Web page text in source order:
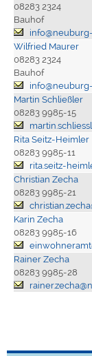
08283 2324
Bauhof
Wilfried Maurer
08283 2324
Bauhof
Martin Schließler
08283 9985-15
Rita Seitz-Heimler
08283 9985-11
rita.seitz-
Christian Zecha
08283 9985-21
Karin Zecha
08283 9985-16
Rainer Zecha
08283 9985-28